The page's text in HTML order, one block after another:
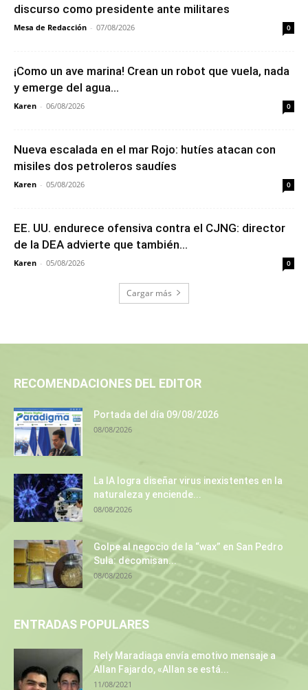
discurso como presidente ante militares
Mesa de Redacción - 07/08/2026 0
¡Como un ave marina! Crean un robot que vuela, nada
y emerge del agua...
Karen - 06/08/2026 0
Nueva escalada en el mar Rojo: hutíes atacan con
misiles dos petroleros saudíes
Karen - 05/08/2026 0
EE. UU. endurece ofensiva contra el CJNG: director
de la DEA advierte que también...
Karen - 05/08/2026 0
Cargar más
RECOMENDACIONES DEL EDITOR
Portada del día 09/08/2026
08/08/2026
La IA logra diseñar virus inexistentes en la
naturaleza y enciende...
08/08/2026
Golpe al negocio de la “wax” en San Pedro
Sula: decomisan...
08/08/2026
ENTRADAS POPULARES
Rely Maradiaga envía emotivo mensaje a
Allan Fajardo, «Allan se está...
11/08/2021